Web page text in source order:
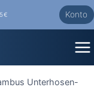
Konto
Unterhosen-